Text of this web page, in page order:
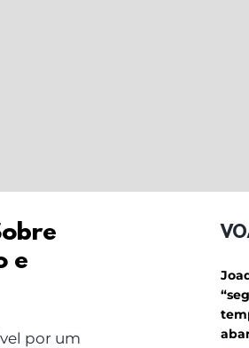
e
por um